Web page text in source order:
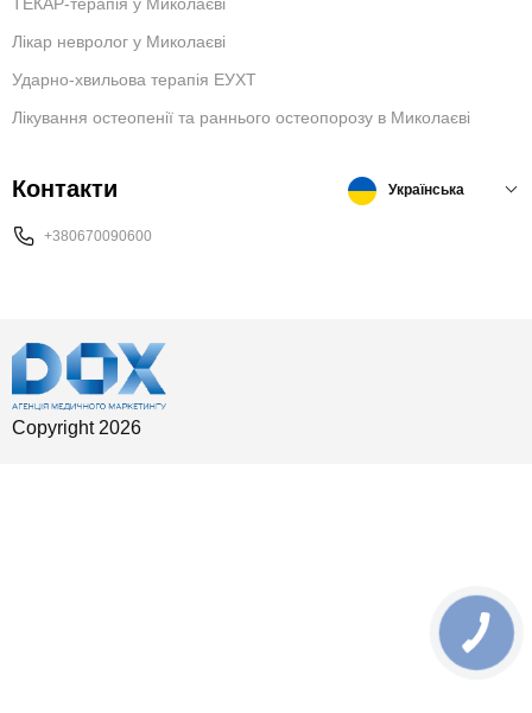
Лікар невролог у Миколаєві
Ударно-хвильова терапія ЕУХТ
Лікування остеопенії та раннього остеопорозу в Миколаєві
Контакти
+380670090600
Українська
Copyright 2026